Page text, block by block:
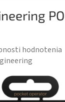
hodnotenia